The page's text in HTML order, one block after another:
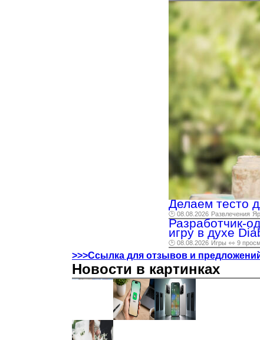
Делаем тесто
🕑 08.08.2026 Развлечения
Разработчик-
игру в духе
🕑 08.08.2026 Игры 👀 9
>>>Ссылка для отзывов и
Новости в картинках